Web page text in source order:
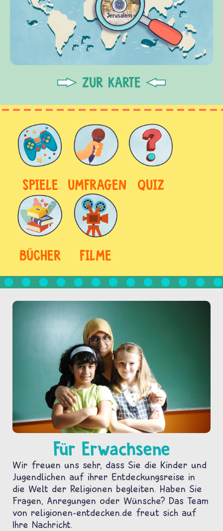
ZUR KARTE
SPIELE UMFRAGEN QUIZ
BÜCHER FILME
Für Erwachsene
Wir freuen uns sehr, dass Sie die Kinder und
Jugendlichen auf ihrer Entdeckungsreise in
die Welt der Religionen begleiten. Haben Sie
Fragen, Anregungen oder Wünsche? Das Team
von religionen-entdecken.de freut sich auf
Ihre Nachricht.